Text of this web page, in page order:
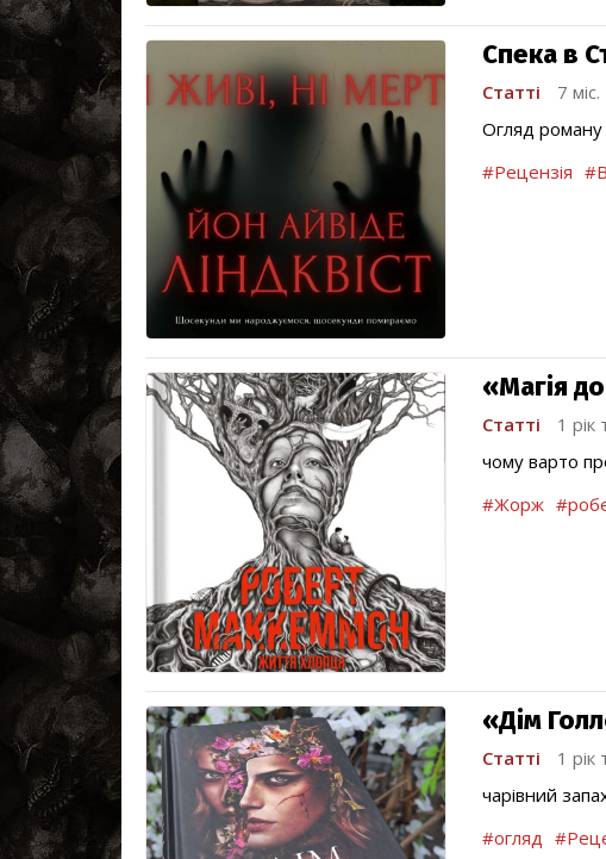
Спека в
Статті
7
Огляд роману
#Рецензія
«Магія
Статті
1 рік
чому варто
#Жорж
«Дім
Статті
1 рік
чарівний
#огляд